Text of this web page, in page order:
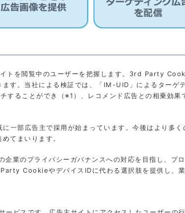
トを閲覧中のユーザーを把握します。3rd Party
す。当社による検証では、「IM-UID」によるターゲ
することができ（※1）、レコメンド広告との相乗効果
部広告主で採用が始まっています。今後はより多く
てまいります。
企業のプライバシーガバナンスへの対応を目指し、プ
CookieやデバイスIDに代わる選択肢を提供し、業